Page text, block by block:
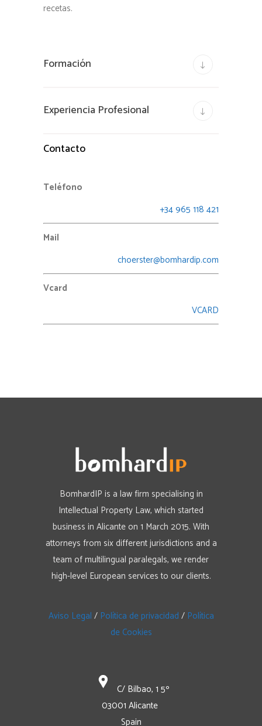
recetas.
Formación
Experiencia Profesional
Contacto
Teléfono
+34 965 118 421
Mail
choerster@bomhardip.com
Vcard
VCARD
BomhardIP is a law firm specialising in
Intellectual Property Law, which started
business in Alicante on 1 March 2015. With
attorneys from six different jurisdictions and a
team of multilingual paralegals, we render
high-level European services to our clients.
Aviso Legal / Política de privacidad / Política
de Cookies
C/ Bilbao, 1 5º
03001 Alicante
Spain